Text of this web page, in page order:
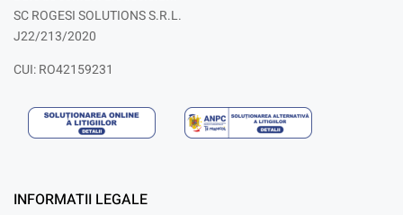
SC ROGESI SOLUTIONS S.R.L.
J22/213/2020
CUI: RO42159231
INFORMATII LEGALE